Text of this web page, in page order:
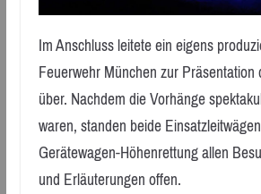
Im Anschluss leitete ein eigens
Feuerwehr München zur
über. Nachdem die Vorhänge
waren, standen beide
Gerätewagen-Höhenrettung allen
und Erläuterungen offen.